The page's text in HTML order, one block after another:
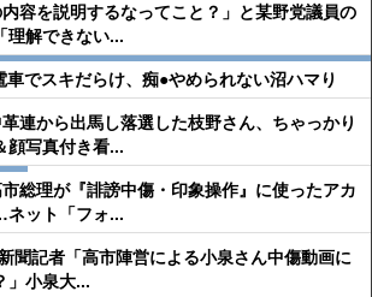
内容を説明するなってこと？」と某野党議員の
理解できない...
車でスキだらけ、痴●︎やめられない沼ハマり
革連から出馬し落選した枝野さん、ちゃっかり
顔写真付き看...
市総理が『誹謗中傷・印象操作』に使ったアカ
ット「フォ...
聞記者「高市陣営による小泉さん中傷動画に
」小泉大...